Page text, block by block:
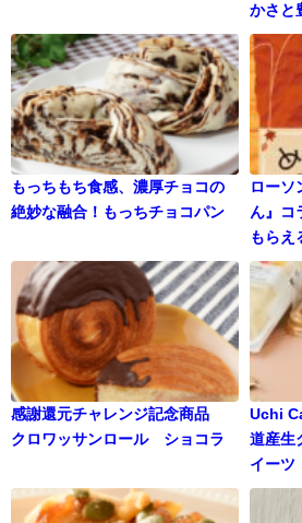
かさと
もっちもち食感、濃厚チョコの
絶妙な融合！もっちチョコパン
ローソ
ん』コ
もらえ
感謝還元チャレンジ記念商品
クロワッサンロール ショコラ
Uchi
道産生
イーツ